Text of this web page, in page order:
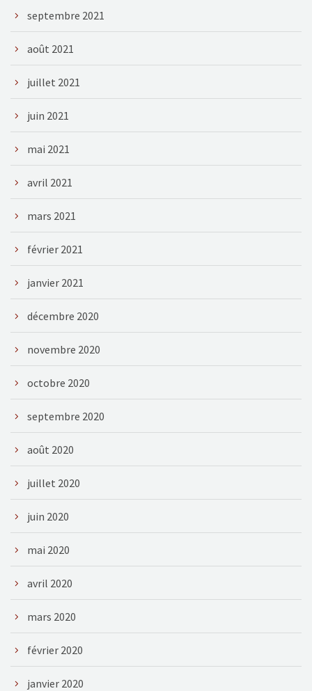
septembre 2021
août 2021
juillet 2021
juin 2021
mai 2021
avril 2021
mars 2021
février 2021
janvier 2021
décembre 2020
novembre 2020
octobre 2020
septembre 2020
août 2020
juillet 2020
juin 2020
mai 2020
avril 2020
mars 2020
février 2020
janvier 2020